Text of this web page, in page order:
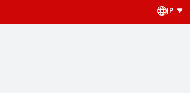
JP